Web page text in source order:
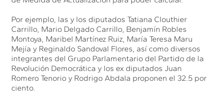
Por ejemplo, las y los diputados Tatiana Clouthier
Carrillo, Mario Delgado Carrillo, Benjamín Robles
Montoya, Maribel Martínez Ruiz, María Teresa Maru
Mejía y Reginaldo Sandoval Flores, así como diversos
integrantes del Grupo Parlamentario del Partido de la
Revolución Democrática y los ex diputados Juan
Romero Tenorio y Rodrigo Abdala proponen el 32.5 por
ciento.